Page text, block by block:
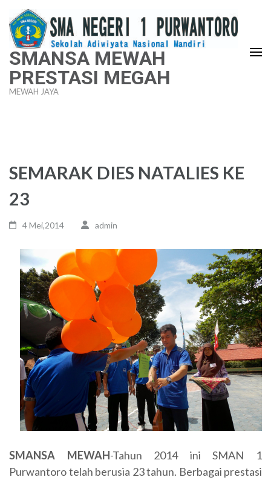
Lompat
ke
konten
(Tekan
Enter)
SMANSA MEWAH
PRESTASI MEGAH
MEWAH JAYA
SEMARAK DIES NATALIES KE
23
4 Mei,2014 admin
SMANSA MEWAH-Tahun 2014 ini SMAN 1
Purwantoro telah berusia 23 tahun. Berbagai prestasi